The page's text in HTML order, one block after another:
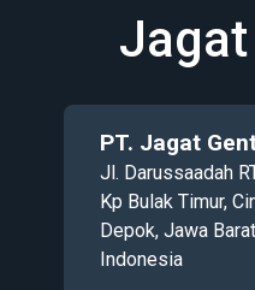
PT. Jagat
Jl. Darussaadah
Kp Bulak Timur,
Depok, Jawa
Indonesia